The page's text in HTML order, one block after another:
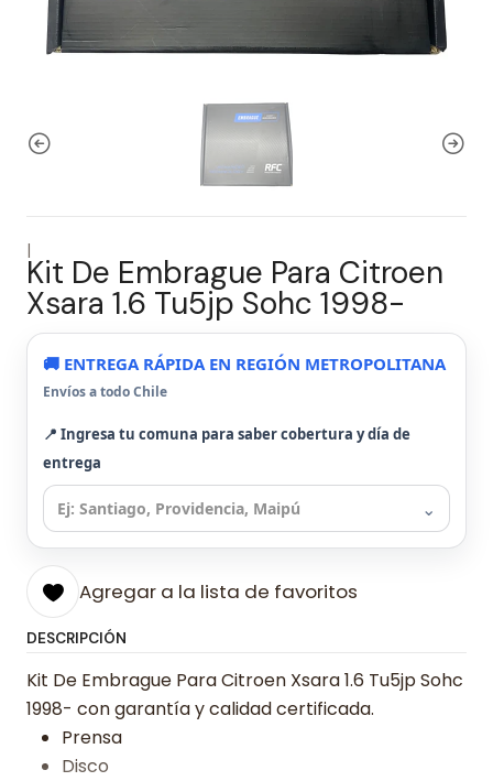
|
Kit De Embrague Para Citroen
Xsara 1.6 Tu5jp Sohc 1998-
🚚 ENTREGA RÁPIDA EN REGIÓN METROPOLITANA
Envíos a todo Chile
📍 Ingresa tu comuna para saber cobertura y día de
entrega
⌄
Agregar a la lista de favoritos
DESCRIPCIÓN
Kit De Embrague Para Citroen Xsara 1.6 Tu5jp Sohc
1998- con garantía y calidad certificada.
Prensa
Disco